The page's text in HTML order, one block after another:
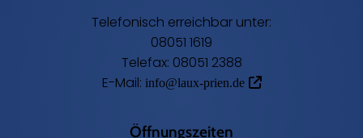
Telefonisch erreichbar unter:
08051 1619
Telefax: 08051 2388
E-Mail: info@laux-prien.de
Öffnungszeiten